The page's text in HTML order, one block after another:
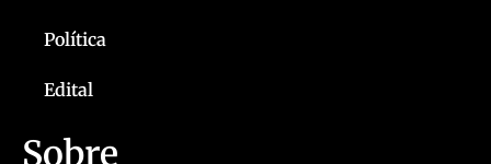
Política
Edital
Sobre